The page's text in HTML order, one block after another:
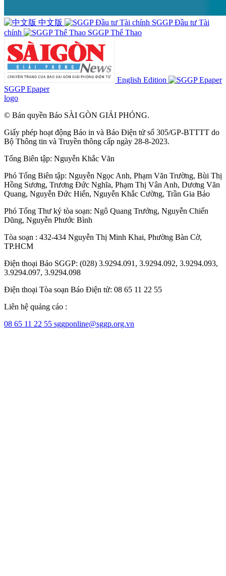
中文版
SGGP Đầu tư Tài
chính
SGGP Thể Thao
English Edition
SGGP Epaper
logo
© Bản quyền Báo SÀI GÒN GIẢI PHÓNG.
Giấy phép hoạt động Báo in và Báo Điện tử số 305/GP-BTTTT do
Bộ Thông tin và Truyền thông cấp ngày 28-8-2023.
Tổng Biên tập: Nguyễn Khắc Văn
Phó Tổng Biên tập: Nguyễn Ngọc Anh, Phạm Văn Trường, Bùi Thị
Hồng Sương, Trương Đức Nghĩa, Phạm Thị Vân Anh, Dương Văn
Quang, Nguyễn Đức Hiển, Nguyễn Khắc Cường, Trần Gia Bảo
Phó Tổng Thư ký tòa soạn: Ngô Quang Trưởng, Nguyễn Chiến
Dũng, Nguyễn Phước Bình
Tòa soạn : 432-434 Nguyễn Thị Minh Khai, Phường Bàn Cờ,
TP.HCM
Điện thoại Báo SGGP: (028) 3.9294.091, 3.9294.092, 3.9294.093,
3.9294.097, 3.9294.098
Điện thoại Tòa soạn Báo Điện tử: 08 65 11 22 55
Liên hệ quảng cáo :
08 65 11 22 55 sggponline@sggp.org.vn